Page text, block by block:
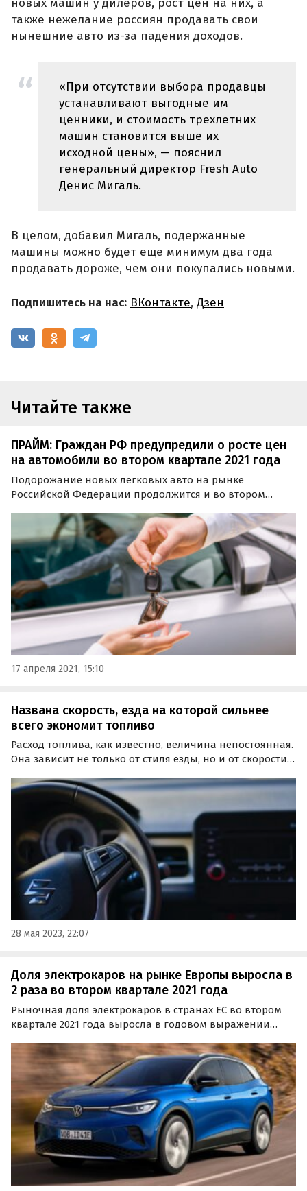
новых машин у дилеров, рост цен на них, а
также нежелание россиян продавать свои
нынешние авто из-за падения доходов.
«При отсутствии выбора продавцы
устанавливают выгодные им
ценники, и стоимость трехлетних
машин становится выше их
исходной цены», — пояснил
генеральный директор Fresh Auto
Денис Мигаль.
В целом, добавил Мигаль, подержанные
машины можно будет еще минимум два года
продавать дороже, чем они покупались новыми.
Подпишитесь на нас: ВКонтакте, Дзен
Читайте также
ПРАЙМ: Граждан РФ предупредили о росте цен
на автомобили во втором квартале 2021 года
Подорожание новых легковых авто на рынке
Российской Федерации продолжится и во втором
представители ведущих отечественных автодилеров,
сообщает аналитическое агентство ПРАЙМ.
17 апреля 2021, 15:10
Названа скорость, езда на которой сильнее
всего экономит топливо
Расход топлива, как известно, величина непостоянная.
Она зависит не только от стиля езды, но и от скорости
трассе самая «экономичная», рассказал журнал «За
28 мая 2023, 22:07
Доля электрокаров на рынке Европы выросла в
2 раза во втором квартале 2021 года
Рыночная доля электрокаров в странах ЕС во втором
квартале 2021 года выросла в годовом выражении
«Автоновости дня» со ссылкой на отчет Ассоциации
европейских автопроизводителей (АСЕА).